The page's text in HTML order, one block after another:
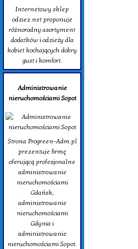
Internetowy sklep
odziez.net proponuje
różnorodny asortyment
dodatków i odzieży dla
kobiet kochających dobry
gust i komfort.
Administrowanie
nieruchomościami Sopot
Strona Progreen-Adm.pl
prezentuje firmę
oferującą profesjonalne
administrowanie
nieruchomościami
Gdańsk,
administrowanie
nieruchomościami
Gdynia i
administrowanie
nieruchomościami Sopot.